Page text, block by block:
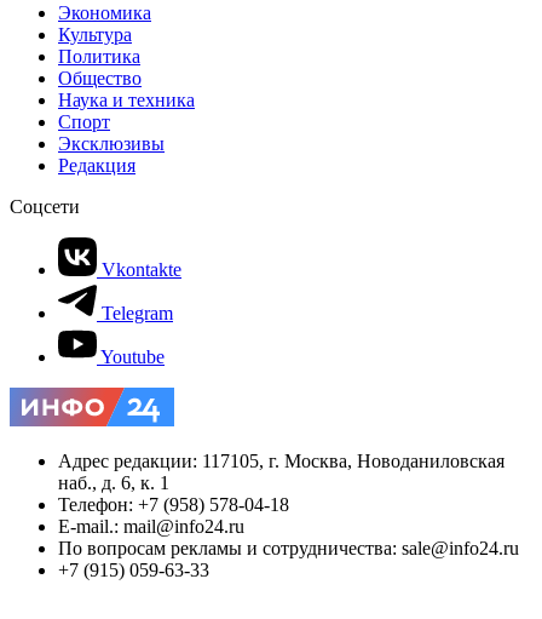
Экономика
Культура
Политика
Общество
Наука и техника
Спорт
Эксклюзивы
Редакция
Соцсети
Vkontakte
Telegram
Youtube
Адрес редакции: 117105, г. Москва, Новоданиловская
наб., д. 6, к. 1
Телефон: +7 (958) 578-04-18
E-mail.: mail@info24.ru
По вопросам рекламы и сотрудничества: sale@info24.ru
+7 (915) 059-63-33